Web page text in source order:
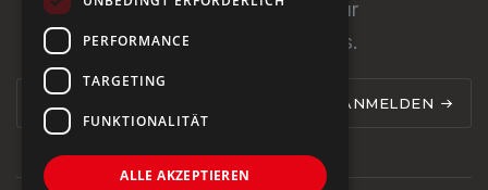
Newsletter abonnieren für
Neuigkeiten und Updates.
ANMELDEN
PERFORMANCE
TARGETING
FUNKTIONALITÄT
ALLE AKZEPTIEREN